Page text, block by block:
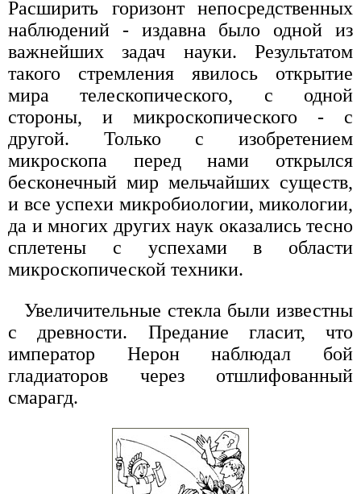
Расширить горизонт непосредственных
наблюдений - издавна было одной из
важнейших задач науки. Результатом
такого стремления явилось открытие
мира телескопического, с одной
стороны, и микроскопического - с
другой. Только с изобретением
микроскопа перед нами открылся
бесконечный мир мельчайших существ,
и все успехи микробиологии, микологии,
да и многих других наук оказались тесно
сплетены с успехами в области
микроскопической техники.
Увеличительные стекла были известны
с древности. Предание гласит, что
император Нерон наблюдал бой
гладиаторов через отшлифованный
смарагд.